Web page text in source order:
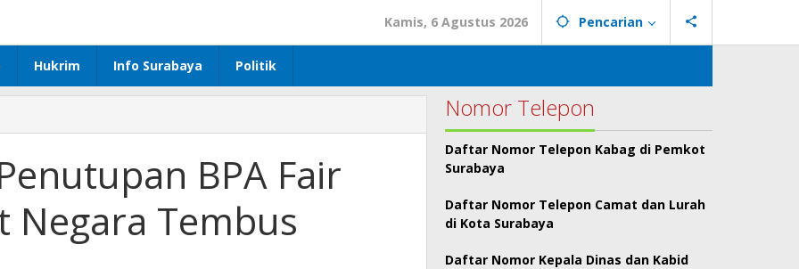
Kamis, 6 Agustus 2026 Pencarian
Hukrim Info Surabaya Politik
BPA Fair
Negara Tembus
Nomor Telepon
Daftar Nomor Telepon Kabag di Pemkot
Surabaya
Daftar Nomor Telepon Camat dan Lurah
di Kota Surabaya
Daftar Nomor Kepala Dinas dan Kabid